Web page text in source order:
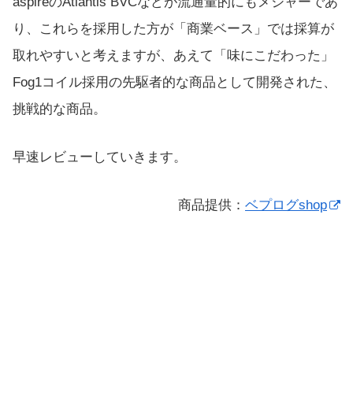
り、これらを採用した方が「商業ベース」では採算が
取れやすいと考えますが、あえて「味にこだわった」
Fog1コイル採用の先駆者的な商品として開発された、
挑戦的な商品。
早速レビューしていきます。
商品提供： ベプログshop